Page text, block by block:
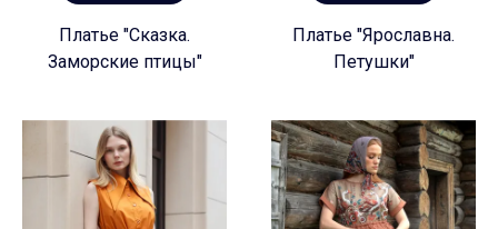
Платье "Сказка.
Заморские птицы"
Платье "Ярославна.
Петушки"